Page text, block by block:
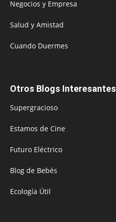
Negocios y Empresa
Salud y Amistad
Cuando Duermes
Otros Blogs Interesantes
Supergracioso
Estamos de Cine
Futuro Eléctrico
Blog de Bebés
Ecología Útil